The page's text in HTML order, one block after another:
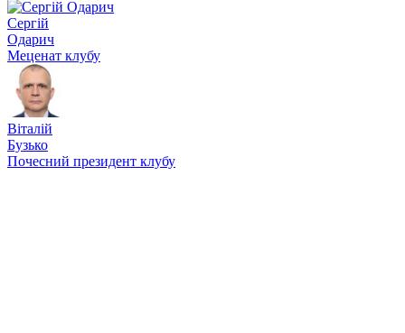
Сергій
Одарич
Меценат клубу
Віталій
Бузько
Почесний президент клубу